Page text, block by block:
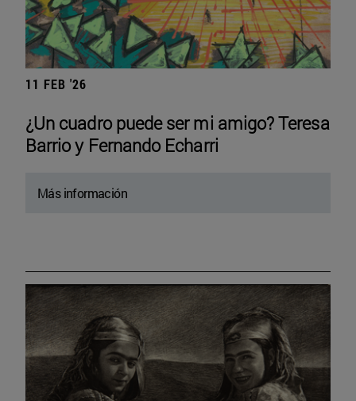
11 FEB '26
¿Un cuadro puede ser mi amigo? Teresa
Barrio y Fernando Echarri
Más información